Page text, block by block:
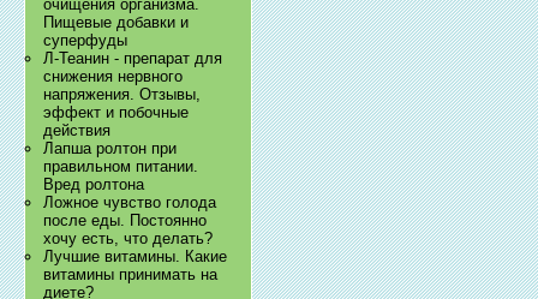
очищения организма.
Пищевые добавки и
суперфуды
Л-Теанин - препарат для
снижения нервного
напряжения. Отзывы,
эффект и побочные
действия
Лапша ролтон при
правильном питании.
Вред ролтона
Ложное чувство голода
после еды. Постоянно
хочу есть, что делать?
Лучшие витамины. Какие
витамины принимать на
диете?